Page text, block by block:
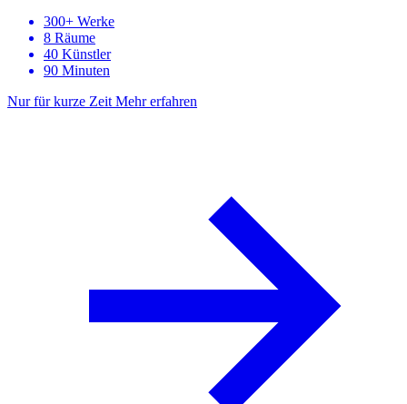
300+ Werke
8 Räume
40 Künstler
90 Minuten
Nur für kurze Zeit Mehr erfahren